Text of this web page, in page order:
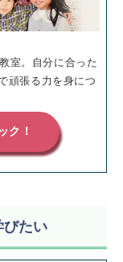
室。自分に合った
頑張る力を身につ
ク！
びたい